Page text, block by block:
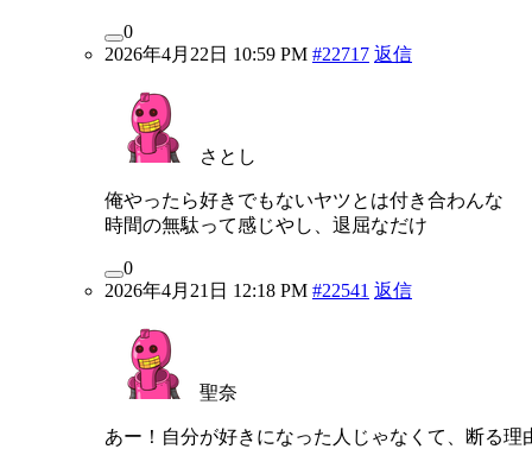
0
2026年4月22日 10:59 PM #22717 返信
さとし
俺やったら好きでもないヤツとは付き合わんな
時間の無駄って感じやし、退屈なだけ
0
2026年4月21日 12:18 PM #22541 返信
聖奈
あー！自分が好きになった人じゃなくて、断る理